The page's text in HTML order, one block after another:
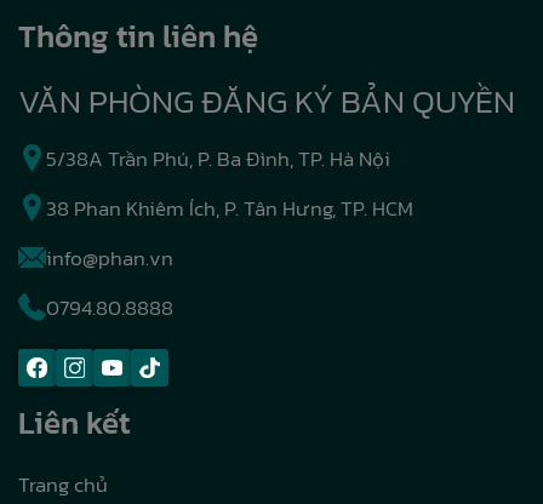
Thông tin liên hệ
VĂN PHÒNG ĐĂNG KÝ BẢN QUYỀN
5/38A Trần Phú, P. Ba Đình, TP. Hà Nội
38 Phan Khiêm Ích, P. Tân Hưng, TP. HCM
info@phan.vn
0794.80.8888
Liên kết
Trang chủ